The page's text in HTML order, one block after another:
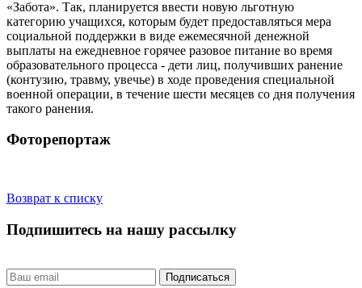
«Забота». Так, планируется ввести новую льготную
категорию учащихся, которым будет предоставляться мера
социальной поддержки в виде ежемесячной денежной
выплаты на ежедневное горячее разовое питание во время
образовательного процесса - дети лиц, получивших ранение
(контузию, травму, увечье) в ходе проведения специальной
военной операции, в течение шести месяцев со дня получения
такого ранения.
Фоторепортаж
Возврат к списку
Подпишитесь на нашу рассылку